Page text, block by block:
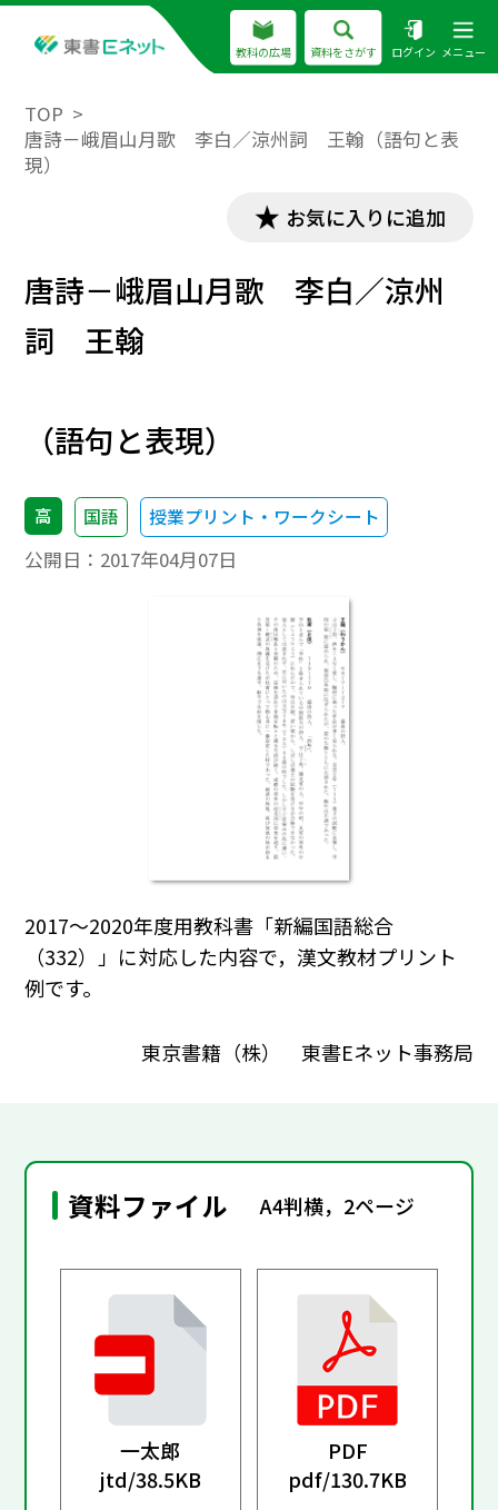
教科の広場 資料をさがす ログイン メニュー
TOP
唐詩－峨眉山月歌 李白／涼州詞 王翰（語句と表
現）
お気に入りに追加
唐詩－峨眉山月歌 李白／涼州
詞 王翰
（語句と表現）
高 国語 授業プリント・ワークシート
公開日： 2017年04月07日
2017～2020年度用教科書「新編国語総合
（332）」に対応した内容で，漢文教材プリント
例です。
東京書籍（株） 東書Eネット事務局
資料ファイル A4判横，2ページ
一太郎
jtd/38.5KB
PDF
pdf/130.7KB